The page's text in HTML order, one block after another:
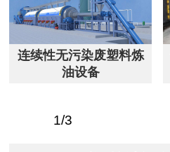
连续性无污染废塑料炼
油设备
1/3